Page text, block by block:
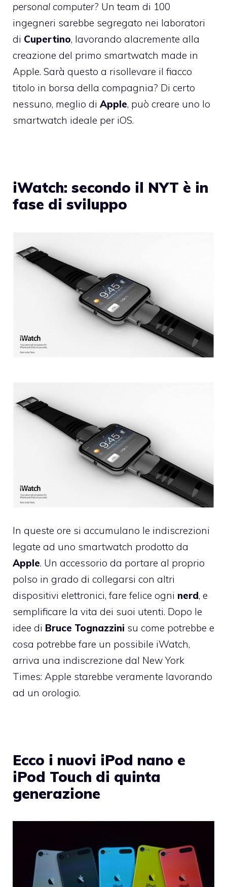
personal computer? Un team di 100
ingegneri sarebbe segregato nei laboratori
di Cupertino, lavorando alacremente alla
creazione del primo smartwatch made in
Apple. Sarà questo a risollevare il fiacco
titolo in borsa della compagnia? Di certo
nessuno, meglio di Apple, può creare uno lo
smartwatch ideale per iOS.
iWatch: secondo il NYT è in
fase di sviluppo
In queste ore si accumulano le indiscrezioni
legate ad uno smartwatch prodotto da
Apple. Un accessorio da portare al proprio
polso in grado di collegarsi con altri
dispositivi elettronici, fare felice ogni nerd, e
semplificare la vita dei suoi utenti. Dopo le
idee di Bruce Tognazzini su come potrebbe e
cosa potrebbe fare un possibile iWatch,
arriva una indiscrezione dal New York
Times: Apple starebbe veramente lavorando
ad un orologio.
Ecco i nuovi iPod nano e
iPod Touch di quinta
generazione